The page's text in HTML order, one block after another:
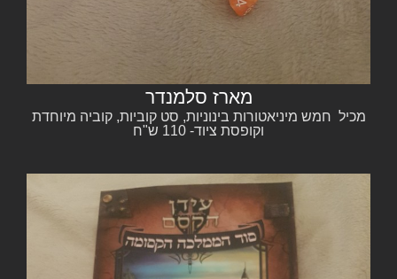
מארז סלמנדר
מכיל חמש מיניאטורות בינוניות, סט קוביות, קוביה מיוחדת
וקופסת ציוד- 110 ש"ח